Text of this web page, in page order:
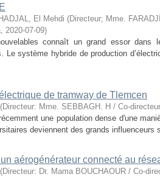
HADJAL, El Mehdi (Directeur; Mme.
, 2020-07-09)
connaît un grand essor
Le système hybride de production
de tramway de Tlemcen
(Directeur: Mme. SEBBAGH. H / Co-
une population dense d'une
deviennent des grands influenceurs
aérogénérateur connecté au
(Directeur: Dr. Mama BOUCHAOUR / Co-